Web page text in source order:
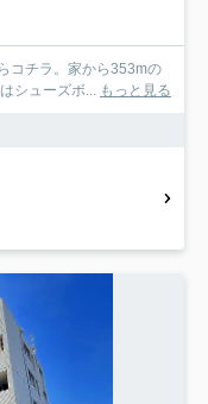
コチラ。家から353mの
シューズボ... もっと見る